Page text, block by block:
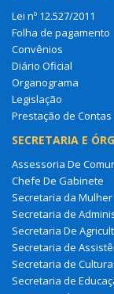
Lei nº 12.527/2011
Folha de pagamento
Convênios
Diário Oficial
Organograma
Legislação
Prestação de Contas
SECRETARIA E
Assessoria De
Chefe De Gabinete
Secretaria da Mulher
Secretaria de
Secretaria De
Secretaria de
Secretaria de
Secretaria de